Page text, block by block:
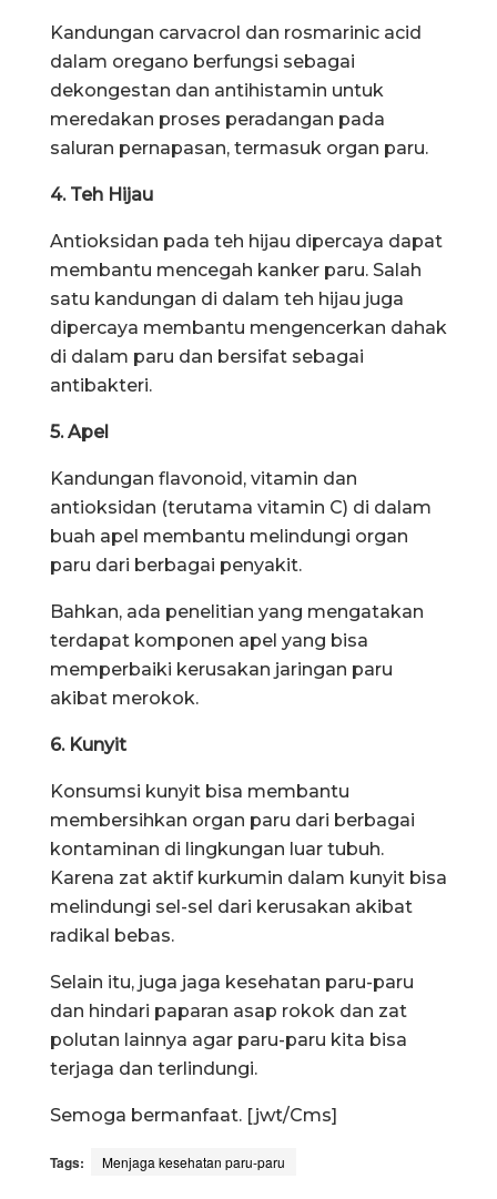
Kandungan carvacrol dan rosmarinic acid
dalam oregano berfungsi sebagai
dekongestan dan antihistamin untuk
meredakan proses peradangan pada
saluran pernapasan, termasuk organ paru.
4. Teh Hijau
Antioksidan pada teh hijau dipercaya dapat
membantu mencegah kanker paru. Salah
satu kandungan di dalam teh hijau juga
dipercaya membantu mengencerkan dahak
di dalam paru dan bersifat sebagai
antibakteri.
5. Apel
Kandungan flavonoid, vitamin dan
antioksidan (terutama vitamin C) di dalam
buah apel membantu melindungi organ
paru dari berbagai penyakit.
Bahkan, ada penelitian yang mengatakan
terdapat komponen apel yang bisa
memperbaiki kerusakan jaringan paru
akibat merokok.
6. Kunyit
Konsumsi kunyit bisa membantu
membersihkan organ paru dari berbagai
kontaminan di lingkungan luar tubuh.
Karena zat aktif kurkumin dalam kunyit bisa
melindungi sel-sel dari kerusakan akibat
radikal bebas.
Selain itu, juga jaga kesehatan paru-paru
dan hindari paparan asap rokok dan zat
polutan lainnya agar paru-paru kita bisa
terjaga dan terlindungi.
Semoga bermanfaat. [jwt/Cms]
Tags: Menjaga kesehatan paru-paru